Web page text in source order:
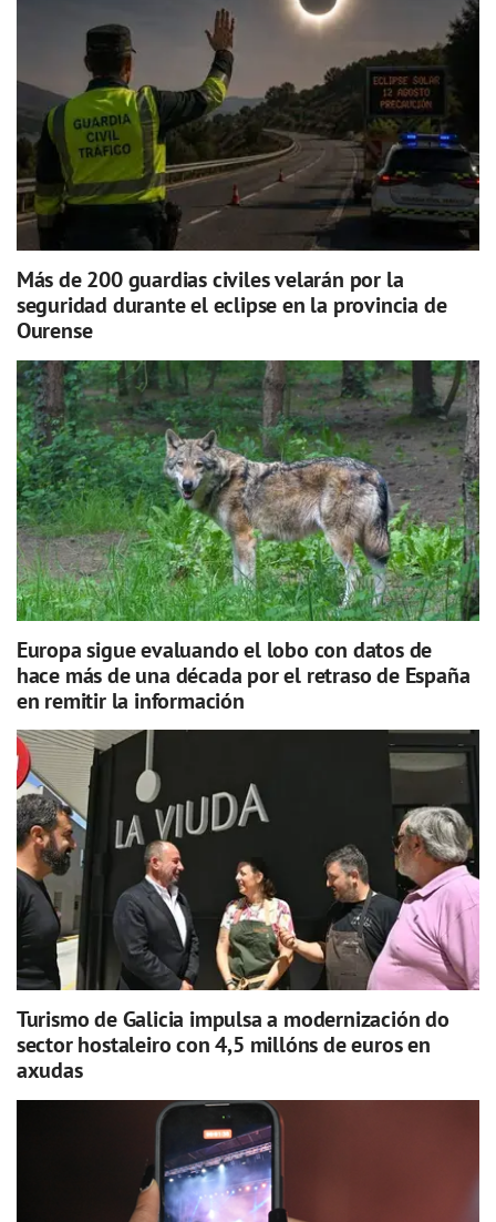
Más de 200 guardias civiles velarán por la
seguridad durante el eclipse en la provincia de
Ourense
Europa sigue evaluando el lobo con datos de
hace más de una década por el retraso de España
en remitir la información
Turismo de Galicia impulsa a modernización do
sector hostaleiro con 4,5 millóns de euros en
axudas